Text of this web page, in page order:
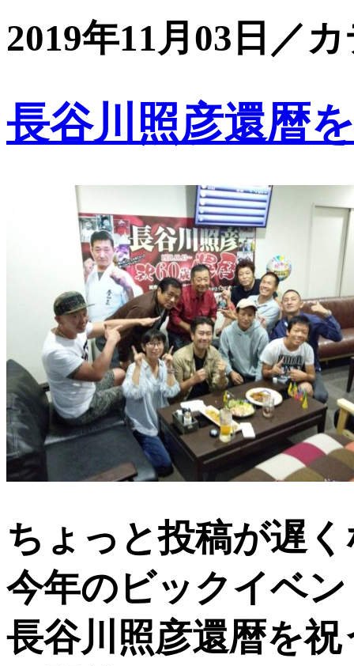
2019年11月03日／
長谷川照彦還暦
ちょっと投稿が遅
今年のビックイベ
長谷川照彦還暦を祝